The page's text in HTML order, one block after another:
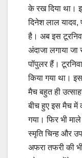
के रख दिया था।
दिनेश लाल यादव,
है। अब इस
अंदाजा लगाया
पॉपुलर हैं।
किया गया था।
मैच बहुत ही
बीच हुए इस मैच में
गया। फिर भी
स्मृति चिन्ह और
अफरा तफरी की